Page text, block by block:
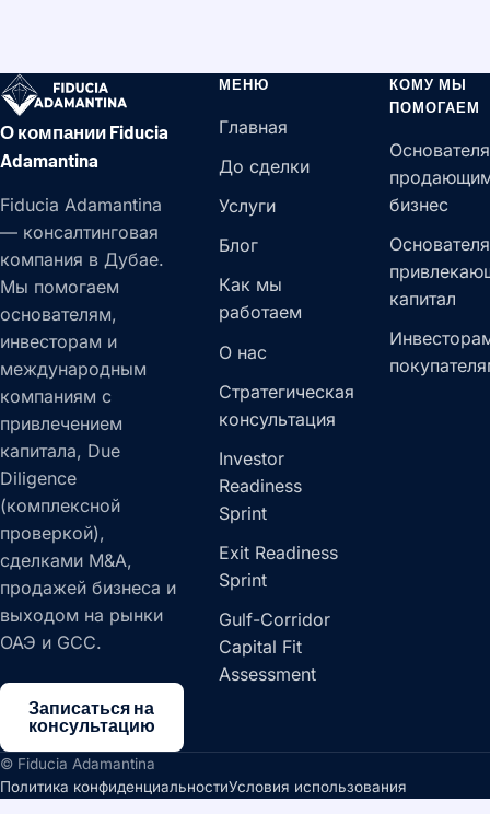
О компании Fiducia
Adamantina
Fiducia Adamantina
— консалтинговая
компания в Дубае.
Мы помогаем
основателям,
инвесторам и
международным
компаниям с
привлечением
капитала, Due
Diligence
(комплексной
проверкой),
сделками M&A,
продажей бизнеса и
выходом на рынки
ОАЭ и GCC.
Записаться на
консультацию
МЕНЮ
Главная
До сделки
Услуги
Блог
Как мы
работаем
О нас
Стратегическая
консультация
Investor
Readiness
Sprint
Exit Readiness
Sprint
Gulf-Corridor
Capital Fit
Assessment
КОМУ МЫ
ПОМОГАЕМ
бизнес
капитал
© Fiducia Adamantina
Политика конфиденциальностиУсловия использования